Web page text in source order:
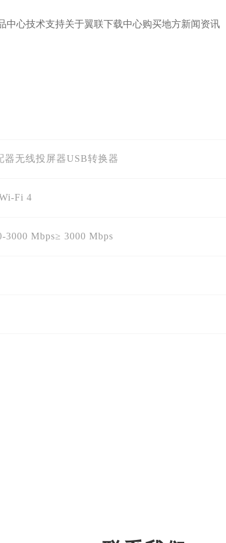
中心技术支持关于翼联下载中心购买地方新闻资讯
器无线投屏器USB转换器
Fi 4
3000 Mbps≥ 3000 Mbps